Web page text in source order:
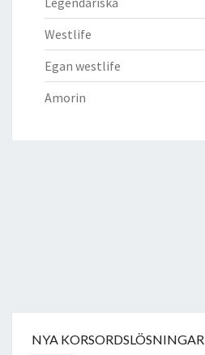
Westlife
Egan westlife
Amorin
NYA KORSORDSLÖSNINGAR